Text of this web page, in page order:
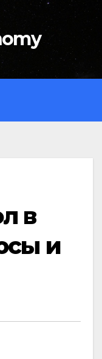
в
и